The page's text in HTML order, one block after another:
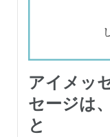
アイメッ
セージは
と